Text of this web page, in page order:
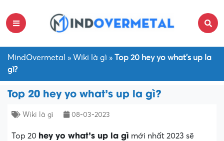
MindOvermetal » Wiki là gì » Top 20 hey yo what’s up la
gì?
Top 20 hey yo what’s up la gì?
Wiki là gì 08-03-2023
Top 20 hey yo what’s up la gì mới nhất 2023 sẽ